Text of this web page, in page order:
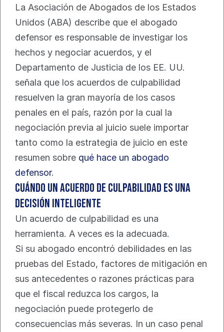
La Asociación de Abogados de los Estados
Unidos (ABA) describe que el abogado
defensor es responsable de investigar los
hechos y negociar acuerdos, y el
Departamento de Justicia de los EE. UU.
señala que los acuerdos de culpabilidad
resuelven la gran mayoría de los casos
penales en el país, razón por la cual la
negociación previa al juicio suele importar
tanto como la estrategia de juicio en este
resumen sobre qué hace un abogado
defensor.
Cuándo un acuerdo de culpabilidad es una
decisión inteligente
Un acuerdo de culpabilidad es una
herramienta. A veces es la adecuada.
Si su abogado encontró debilidades en las
pruebas del Estado, factores de mitigación en
sus antecedentes o razones prácticas para
que el fiscal reduzca los cargos, la
negociación puede protegerlo de
consecuencias más severas. In un caso penal